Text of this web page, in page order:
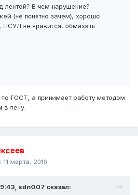
лентой? В чем нарушение?
(не понятно зачем), хорошо
не нравится, обмазать
по ГОСТ, а принимает работу методом
в пену.
11 марта, 2016
sdn007 сказал: